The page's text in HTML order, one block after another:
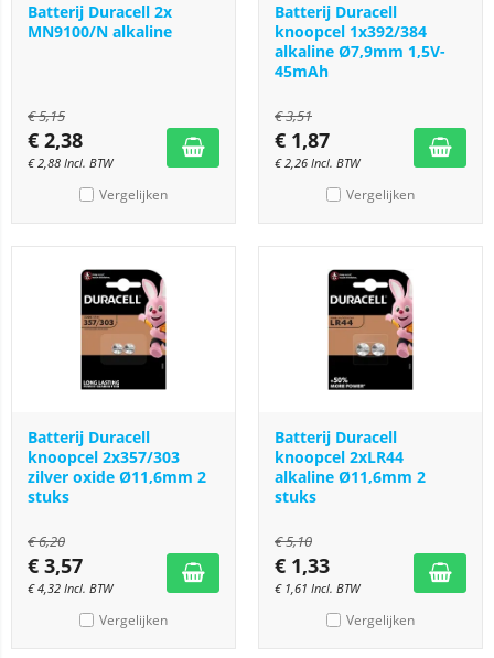
Batterij Duracell 2x
MN9100/N alkaline
€5,15
€ 2,38
€2,88 Incl. BTW
Vergelijken
Batterij Duracell
knoopcel 1x392/384
alkaline Ø7,9mm 1,5V-
45mAh
€3,51
€ 1,87
€2,26 Incl. BTW
Vergelijken
Batterij Duracell
knoopcel 2x357/303
zilver oxide Ø11,6mm 2
stuks
€6,20
€ 3,57
€4,32 Incl. BTW
Vergelijken
Batterij Duracell
knoopcel 2xLR44
alkaline Ø11,6mm 2
stuks
€5,10
€ 1,33
€ 1,61 Incl. BTW
Vergelijken